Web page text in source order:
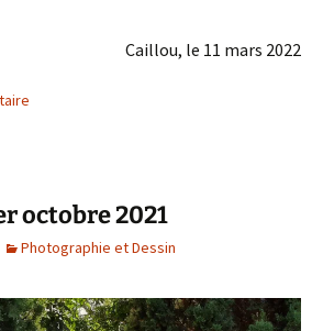
Caillou, le 11 mars 2022
octobre 2021
Photographie et Dessin